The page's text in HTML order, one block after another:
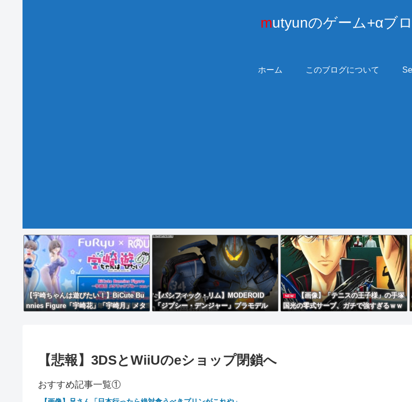
mutyunのゲーム+αブ
ホーム このブログについて
【宇崎ちゃんは遊びたい！】BiCute Bu
nnies Figure「宇崎花」「宇崎月」メタ
【パシフィック・リム】MODEROID
「ジプシー・デンジャー」プラモデル
NEW
【画像】「テニスの王子様」の手塚
国光の零式サーブ、ガチで強すぎるｗｗ
【悲報】3DSとWiiUのeショップ閉鎖へ
おすすめ記事一覧①